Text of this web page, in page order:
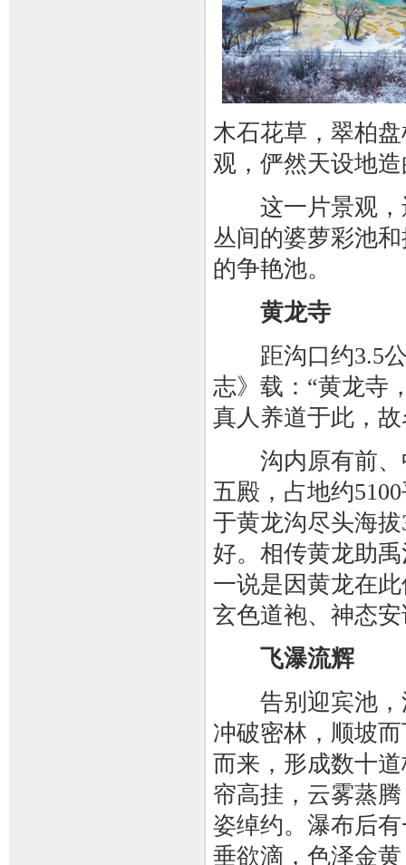
木石花草，翠柏
观，俨然天设地
这一片景观，
丛间的婆萝彩池
的争艳池。
黄龙寺
距沟口约3.5公
志》载：“黄龙寺
真人养道于此，
沟内原有前、
五殿，占地约
于黄龙沟尽头海
好。相传黄龙助
一说是因黄龙在
玄色道袍、神态
飞瀑流辉
告别迎宾池，
冲破密林，顺坡
而来，形成数十
帘高挂，云雾蒸
姿绰约。瀑布后
垂欲滴，色泽金